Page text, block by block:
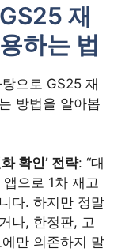
재
하는 법
으로 GS25 재
방법을 알아봅
확인’ 전략: “대
으로 1차 재고
다. 하지만 정말
나, 한정판, 고
만 의존하지 말